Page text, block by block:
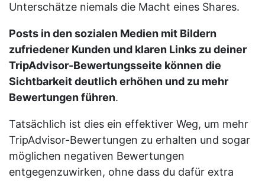
Unterschätze niemals die Macht eines Shares.
Posts in den sozialen Medien mit Bildern
zufriedener Kunden und klaren Links zu deiner
TripAdvisor-Bewertungsseite können die
Sichtbarkeit deutlich erhöhen und zu mehr
Bewertungen führen.
Tatsächlich ist dies ein effektiver Weg, um mehr
TripAdvisor-Bewertungen zu erhalten und sogar
möglichen negativen Bewertungen
entgegenzuwirken, ohne dass du dafür extra